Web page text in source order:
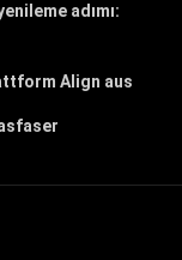
adımı:
Align aus